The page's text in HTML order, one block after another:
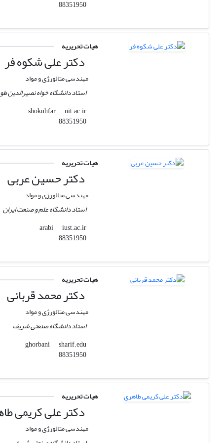
88351950
هیات تحریریه
دکتر علی شکوه فر
مهندسی متالورژی و مواد
استاد دانشگاه خواه نصیرالدین
shokuhfar
nit.ac.ir
88351950
هیات تحریریه
دکتر حسین عربی
مهندسی متالورژی و مواد
استاد دانشگاه علم و صنعت ایران
arabi
iust.ac.ir
88351950
هیات تحریریه
دکتر محمد قربانی
مهندسی متالورژی و مواد
استاد دانشگاه صنعتی شریف
ghorbani
sharif.edu
88351950
هیات تحریریه
دکتر علی کریمی
مهندسی متالورژی و مواد